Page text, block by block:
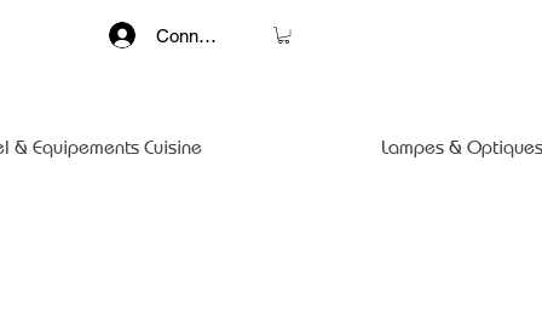
Connexion
& Equipements Cuisine Lampes &